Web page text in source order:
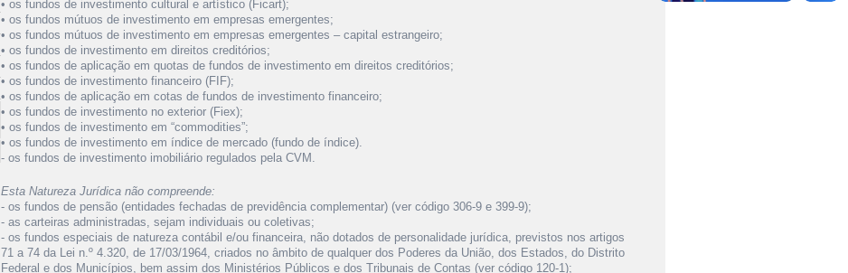
• os fundos de investimento cultural e artístico (Ficart);
• os fundos mútuos de investimento em empresas emergentes;
• os fundos mútuos de investimento em empresas emergentes – capital estrangeiro;
• os fundos de investimento em direitos creditórios;
• os fundos de aplicação em quotas de fundos de investimento em direitos creditórios;
• os fundos de investimento financeiro (FIF);
• os fundos de aplicação em cotas de fundos de investimento financeiro;
• os fundos de investimento no exterior (Fiex);
• os fundos de investimento em “commodities”;
• os fundos de investimento em índice de mercado (fundo de índice).
- os fundos de investimento imobiliário regulados pela CVM.
Esta Natureza Jurídica não compreende:
- os fundos de pensão (entidades fechadas de previdência complementar) (ver código 306-9 e 399-9);
- as carteiras administradas, sejam individuais ou coletivas;
- os fundos especiais de natureza contábil e/ou financeira, não dotados de personalidade jurídica, previstos nos artigos
71 a 74 da Lei n.º 4.320, de 17/03/1964, criados no âmbito de qualquer dos Poderes da União, dos Estados, do Distrito
Federal e dos Municípios, bem assim dos Ministérios Públicos e dos Tribunais de Contas (ver código 120-1);